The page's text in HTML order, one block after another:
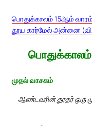
பொதுக்காலம் 15ஆம் வாரம்
தூய கார்மேல் அன்னை
முதல் வாசகம்
ஆண்டவரின் தூதர் ஒரு